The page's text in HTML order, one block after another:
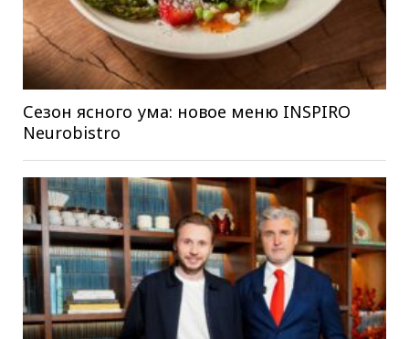
Сезон ясного ума: новое меню INSPIRO
Neurobistro